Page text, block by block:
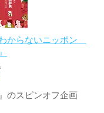
からないニッポン
のスピンオフ企画